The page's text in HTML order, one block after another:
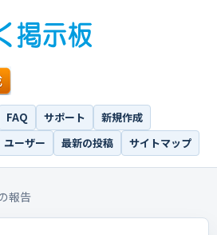
FAQ サポート
新規作成
ユーザー 最新の投稿 サイトマップ
報告